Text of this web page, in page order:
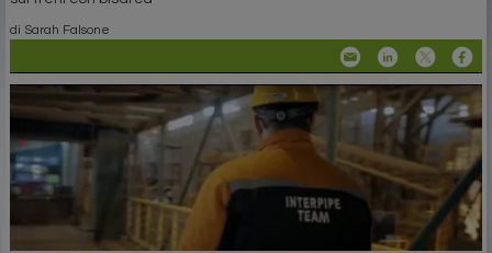
di Sarah Falsone